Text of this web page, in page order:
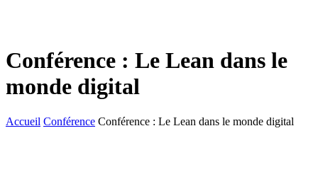
Conférence : Le Lean dans le
monde digital
Accueil Conférence Conférence : Le Lean dans le monde digital